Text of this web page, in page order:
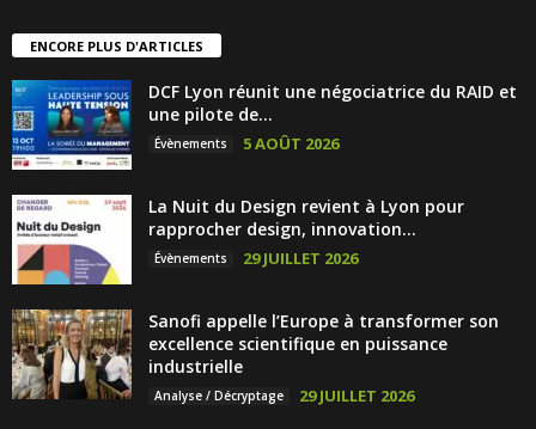
ENCORE PLUS D'ARTICLES
DCF Lyon réunit une négociatrice du RAID et
une pilote de...
Évènements 5 AOÛT 2026
La Nuit du Design revient à Lyon pour
rapprocher design, innovation...
Évènements 29 JUILLET 2026
Sanofi appelle l’Europe à transformer son
excellence scientifique en puissance
industrielle
Analyse / Décryptage 29 JUILLET 2026